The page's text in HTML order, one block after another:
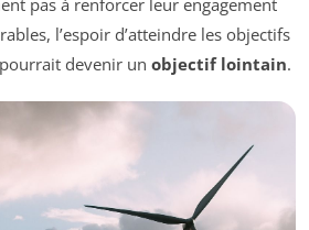
l’espoir d’atteindre les objectifs
devenir un objectif lointain.